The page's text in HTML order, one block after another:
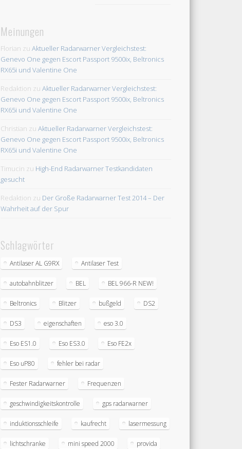
Meinungen
Florian zuAktueller Radarwarner Vergleichstest:
Genevo One gegen Escort Passport 9500ix, Beltronics
RX65i und Valentine One
Redaktion zuAktueller Radarwarner Vergleichstest:
Genevo One gegen Escort Passport 9500ix, Beltronics
RX65i und Valentine One
Christian zuAktueller Radarwarner Vergleichstest:
Genevo One gegen Escort Passport 9500ix, Beltronics
RX65i und Valentine One
Timucin zu High-End Radarwarner Testkandidaten
gesucht
Redaktion zu Der Große Radarwarner Test 2014 – Der
Wahrheit auf der Spur
Schlagwörter
Antilaser AL G9RX Antilaser Test
autobahnblitzer BEL BEL 966-R NEW!
Beltronics Blitzer bußgeld DS2
DS3 eigenschaften eso 3.0
Eso ES1.0 Eso ES3.0 Eso FE2x
Eso uP80 fehler bei radar
Fester Radarwarner Frequenzen
geschwindigkeitskontrolle gps radarwarner
induktionsschleife kaufrecht lasermessung
lichtschranke mini speed 2000 provida